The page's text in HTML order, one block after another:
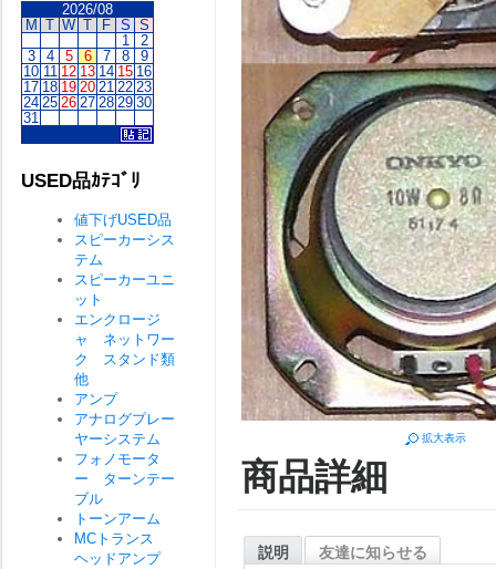
拡大表示
商品詳細
説明 友達に知らせる
2026/08
M T W T F S S
1
2
3
4 5 6 7 8
9
10 11 12 13 14 15 16
17 18 19 20 21 22 23
24 25 26 27 28 29 30
31
USED品ｶﾃｺﾞﾘ
値下げUSED品
スピーカーシス
テム
スピーカーユニ
ット
エンクロージ
ャ ネットワー
ク スタンド類
他
アンプ
アナログプレー
ヤーシステム
フォノモータ
ー ターンテー
ブル
トーンアーム
MCトランス
ヘッドアンプ